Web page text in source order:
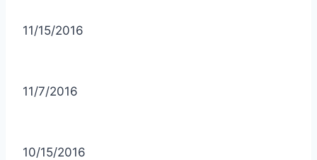
11/15/2016
11/7/2016
10/15/2016